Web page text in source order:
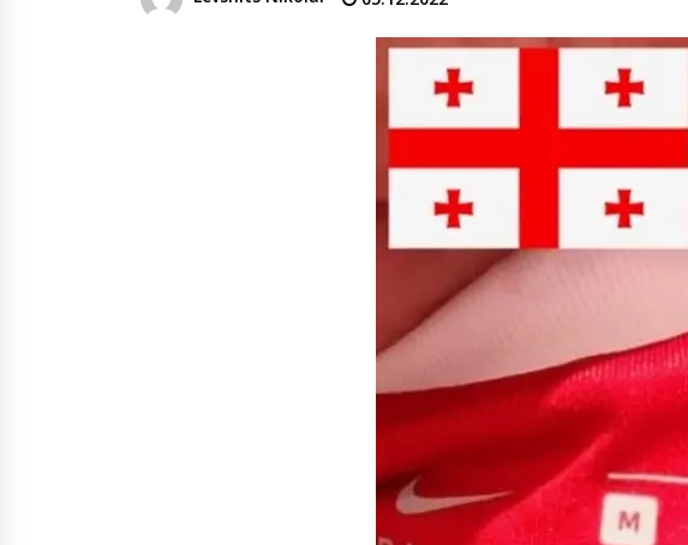
денежных переводов из
Грузию за одну неделю
Российские СМИ и паблики
намеренно разгоняют тему
грузинами и русскими
02.08.2026
Любовь или продуманная акция
более 10 миллионов просмотров